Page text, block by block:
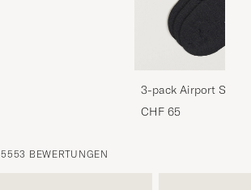
3-pack Airport
Melange
CHF 65
5553 BEWERTUNGEN